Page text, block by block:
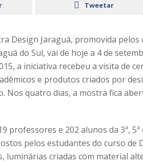
Tweetar
Design Jaraguá, promovida
do Sul, vai de hoje a 4 de
a iniciativa recebeu a visita de
e produtos criados por
Nos quatro dias, a mostra fica
professores e 202 alunos da 3ª,
pelos estudantes do curso de
luminárias criadas com material